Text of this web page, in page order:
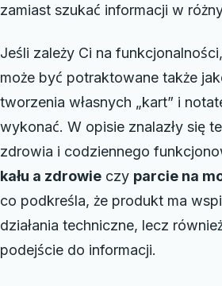
zamiast szukać informacji w
Jeśli zależy Ci na
może być potraktowane także
tworzenia własnych „kart” i
wykonać. W opisie znalazły się
zdrowia i codziennego
kału a zdrowie czy parcie na
co podkreśla, że produkt ma
działania techniczne, lecz
podejście do informacji.